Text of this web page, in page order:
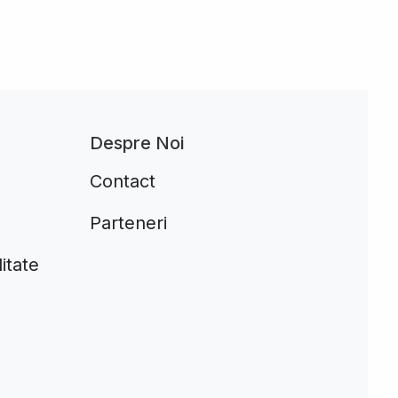
Despre Noi
Contact
Parteneri